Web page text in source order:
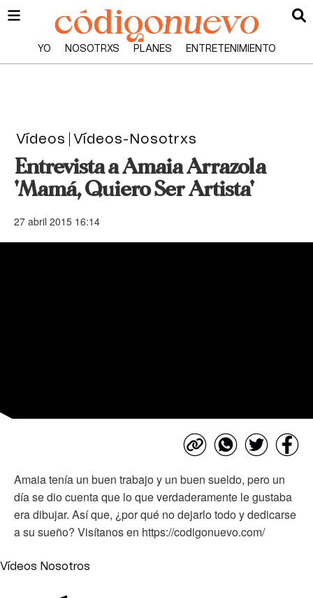
YO NOSOTRXS PLANES ENTRETENIMIENTO
Vídeos Vídeos-Nosotrxs
Entrevista a Amaia Arrazola
'Mamá, Quiero Ser Artista'
27 abril 2015 16:14
Amaia tenía un buen trabajo y un buen sueldo, pero un
día se dio cuenta que lo que verdaderamente le gustaba
era dibujar. Así que, ¿por qué no dejarlo todo y dedicarse
a su sueño? Visítanos en https://codigonuevo.com/
Vídeos Nosotros